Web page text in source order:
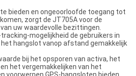
bieden en ongeoorloofde toegang tot
zorgt de JT705A voor de
uw waardevolle bezittingen.
mogelijkheid de gebruikers in
hangslot vanop afstand gemakkelijk
bij het opsporen van activa, het
het vergemakkelijken van het